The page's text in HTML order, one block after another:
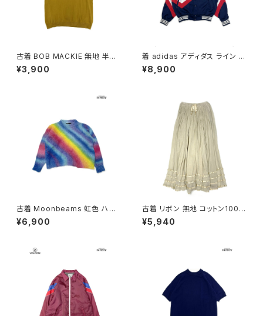
古着 BOB MACKIE 無地 半袖
ニット マスタード 黄 (ttu25090
76)
¥3,900
着 adidas アディダス ライン メ
ッシュ ロゴ 刺繍 前開き 無地 長
袖 アウター ライトジャケット 白
¥8,900
古着 Moonbeams 虹色 ハイ
ネック 総柄 長袖 ニット セータ
ー カラフル 水色 (ttu2501051)
¥6,900
古着 リボン 無地 コットン100％
ロング丈 スカート ベージュ (ba
2607019)
¥5,940